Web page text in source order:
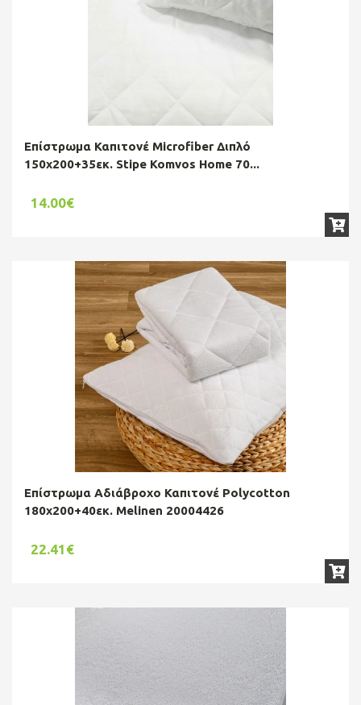
Επίστρωμα Καπιτονέ Microfiber Διπλό
150x200+35εκ. Stipe Komvos Home 70...
14.00€
Επίστρωμα Αδιάβροχο Καπιτονέ Polycotton
180x200+40εκ. Melinen 20004426
22.41€